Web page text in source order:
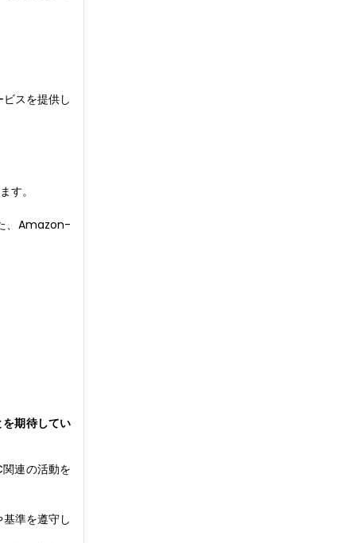
スを提供し
す。
、Amazon-
期待してい
連の活動を
準を遵守し